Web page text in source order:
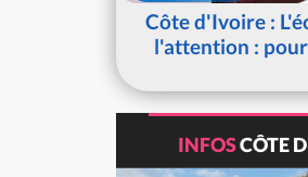
Côte d'Ivoire :
l'attention :
INFOSCÔTE